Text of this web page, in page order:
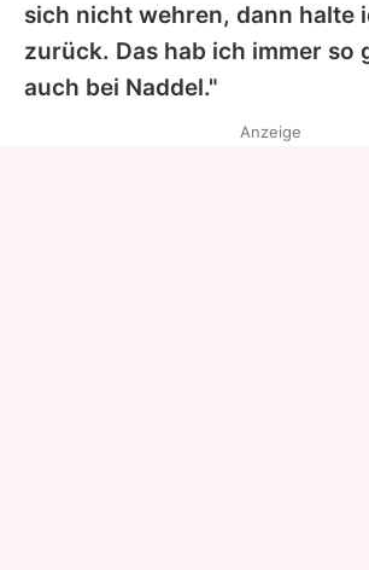
sich nicht wehren, dann halte
zurück. Das hab ich immer so
auch bei Naddel."
Anzeige